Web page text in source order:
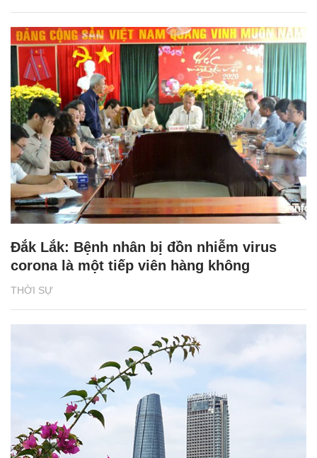
THỜI SỰ
Đắk Lắk: Bệnh nhân bị đồn nhiễm virus
corona là một tiếp viên hàng không